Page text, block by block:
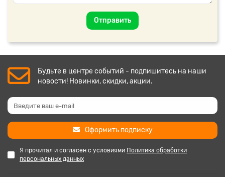
Отправить
Будьте в центре событий - подпишитесь на наши
новости! Новинки, скидки, акции.
Оформить подписку
Я прочитал и согласен с условиями Политика обработки
персональных данных